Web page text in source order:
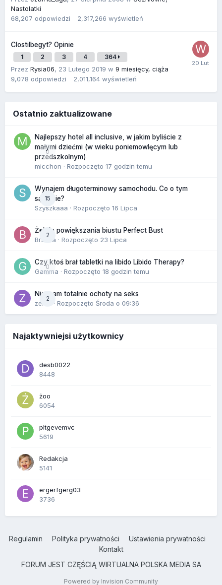
Nastolatki
68,207 odpowiedzi 2,317,266 wyświetleń
Clostilbegyt? Opinie
1 2 3 4 364
Przez Rysia06, 23 Lutego 2019 w 9 miesięcy, ciąża
9,078 odpowiedzi 2,011,164 wyświetleń
Ostatnio zaktualizowane
0
Najlepszy hotel all inclusive, w jakim byliście z
małymi dziećmi (w wieku poniemowlęcym lub
przedszkolnym)
micchon · Rozpoczęto 17 godzin temu
15
Wynajem długoterminowy samochodu. Co o tym
sądzicie?
Szyszkaaa · Rozpoczęto 16 Lipca
2
Żel do powiększania biustu Perfect Bust
Bravva · Rozpoczęto 23 Lipca
0
Czy ktoś brał tabletki na libido Libido Therapy?
Gamma · Rozpoczęto 18 godzin temu
2
Nie mam totalnie ochoty na seks
zenla
· Rozpoczęto Środa o 09:36
Najaktywniejsi użytkownicy
desb0022
8448
żoo
6054
pltgevemvc
5619
Redakcja
5141
ergerfgerg03
3736
Regulamin Polityka prywatności
Ustawienia prywatności
Kontakt
FORUM JEST CZĘŚCIĄ WIRTUALNA POLSKA MEDIA SA
Powered by Invision Community